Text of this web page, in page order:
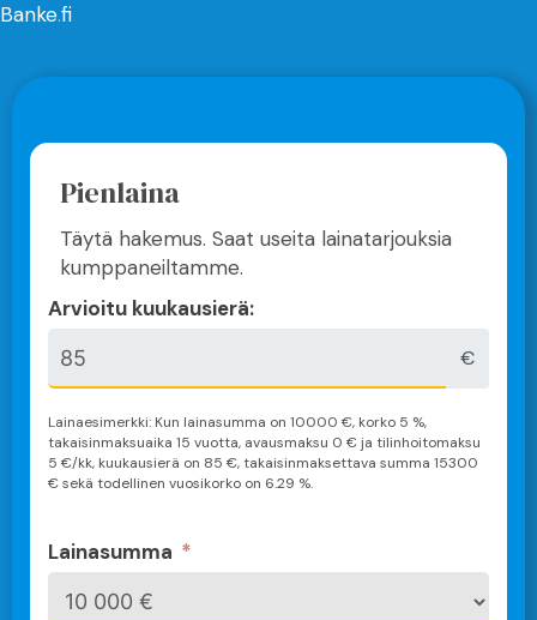
Banke.fi
Pienlaina
Täytä hakemus. Saat useita lainatarjouksia
kumppaneiltamme.
Arvioitu kuukausierä:
€
Lainaesimerkki: Kun lainasumma on 10000 €, korko 5 %,
takaisinmaksuaika 15 vuotta, avausmaksu 0 € ja tilinhoitomaksu
5 €/kk, kuukausierä on 85 €, takaisinmaksettava summa 15300
€ sekä todellinen vuosikorko on 6.29 %.
Lainasumma